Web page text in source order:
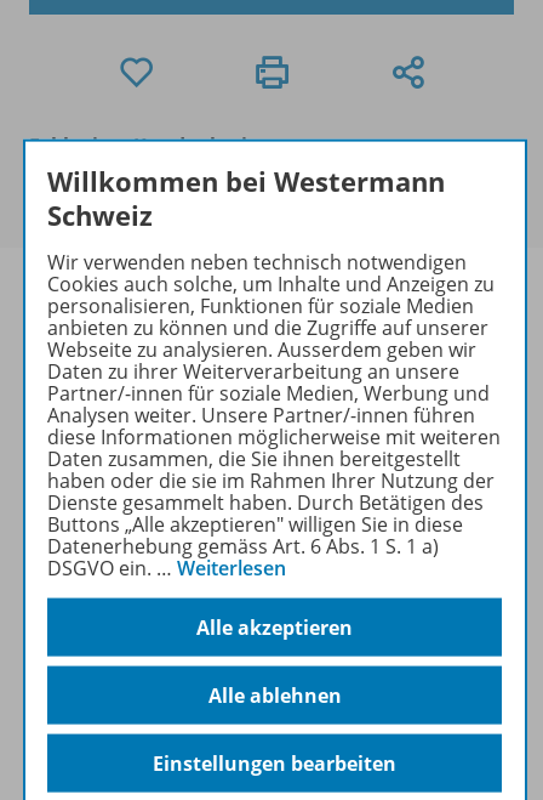
Exklusiver Kundenkreis
Dieses Produkt darf nur von Lehrpersonen und PH-
Studierenden erworben werden.
Produktinformationen
Beschreibung
Lizenzbedingungen
Zugehörige Produkte
Demoversion
Willkommen bei Westermann
Schweiz
Wir verwenden neben technisch notwendigen
Cookies auch solche, um Inhalte und Anzeigen zu
personalisieren, Funktionen für soziale Medien
anbieten zu können und die Zugriffe auf unserer
Webseite zu analysieren. Ausserdem geben wir
Daten zu ihrer Weiterverarbeitung an unsere
Partner/-innen für soziale Medien, Werbung und
Analysen weiter. Unsere Partner/-innen führen
diese Informationen möglicherweise mit weiteren
Daten zusammen, die Sie ihnen bereitgestellt
haben oder die sie im Rahmen Ihrer Nutzung der
Dienste gesammelt haben. Durch Betätigen des
Buttons „Alle akzeptieren" willigen Sie in diese
Datenerhebung gemäss Art. 6 Abs. 1 S. 1 a)
DSGVO ein. … Weiterlesen
Alle akzeptieren
Alle ablehnen
Einstellungen bearbeiten